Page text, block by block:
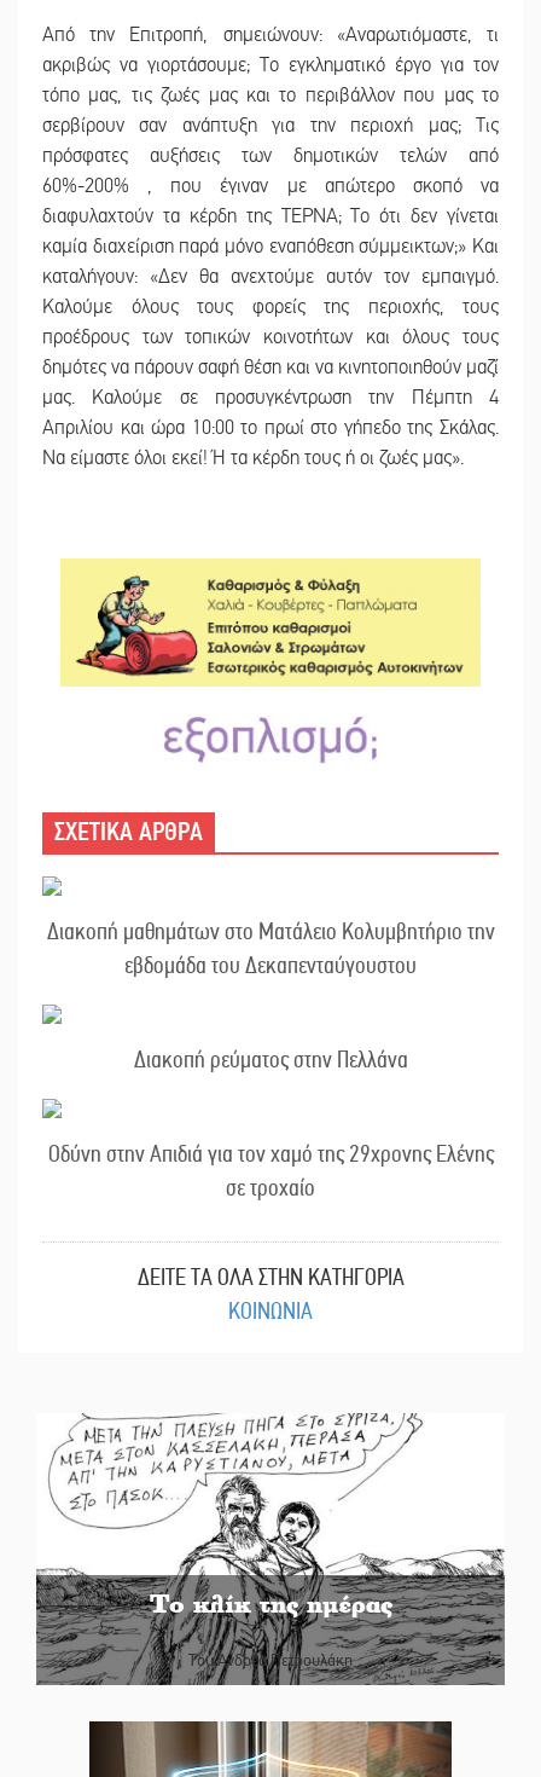
Από την Επιτροπή, σημειώνουν: «Αναρωτιόμαστε, τι
ακριβώς να γιορτάσουμε; Το εγκληματικό έργο για τον
τόπο μας, τις ζωές μας και το περιβάλλον που μας το
σερβίρουν σαν ανάπτυξη για την περιοχή μας; Τις
πρόσφατες αυξήσεις των δημοτικών τελών από
60%-200% , που έγιναν με απώτερο σκοπό να
διαφυλαχτούν τα κέρδη της ΤΕΡΝΑ; Το ότι δεν γίνεται
καμία διαχείριση παρά μόνο εναπόθεση σύμμεικτων;» Και
καταλήγουν: «Δεν θα ανεχτούμε αυτόν τον εμπαιγμό.
Καλούμε όλους τους φορείς της περιοχής, τους
προέδρους των τοπικών κοινοτήτων και όλους τους
δημότες να πάρουν σαφή θέση και να κινητοποιηθούν μαζί
μας. Καλούμε σε προσυγκέντρωση την Πέμπτη 4
Απριλίου και ώρα 10:00 το πρωί στο γήπεδο της Σκάλας.
Να είμαστε όλοι εκεί! Ή τα κέρδη τους ή οι ζωές μας».
ΣΧΕΤΙΚΑ ΑΡΘΡΑ
Διακοπή μαθημάτων στο Ματάλειο Κολυμβητήριο την
εβδομάδα του Δεκαπενταύγουστου
Διακοπή ρεύματος στην Πελλάνα
Οδύνη στην Απιδιά για τον χαμό της 29χρονης Ελένης
σε τροχαίο
ΔΕΙΤΕ ΤΑ ΟΛΑ ΣΤΗΝ ΚΑΤΗΓΟΡΙΑ
ΚΟΙΝΩΝΙΑ
Το κλίκ της ημέρας
Του Ανδρέα Πετρουλάκη